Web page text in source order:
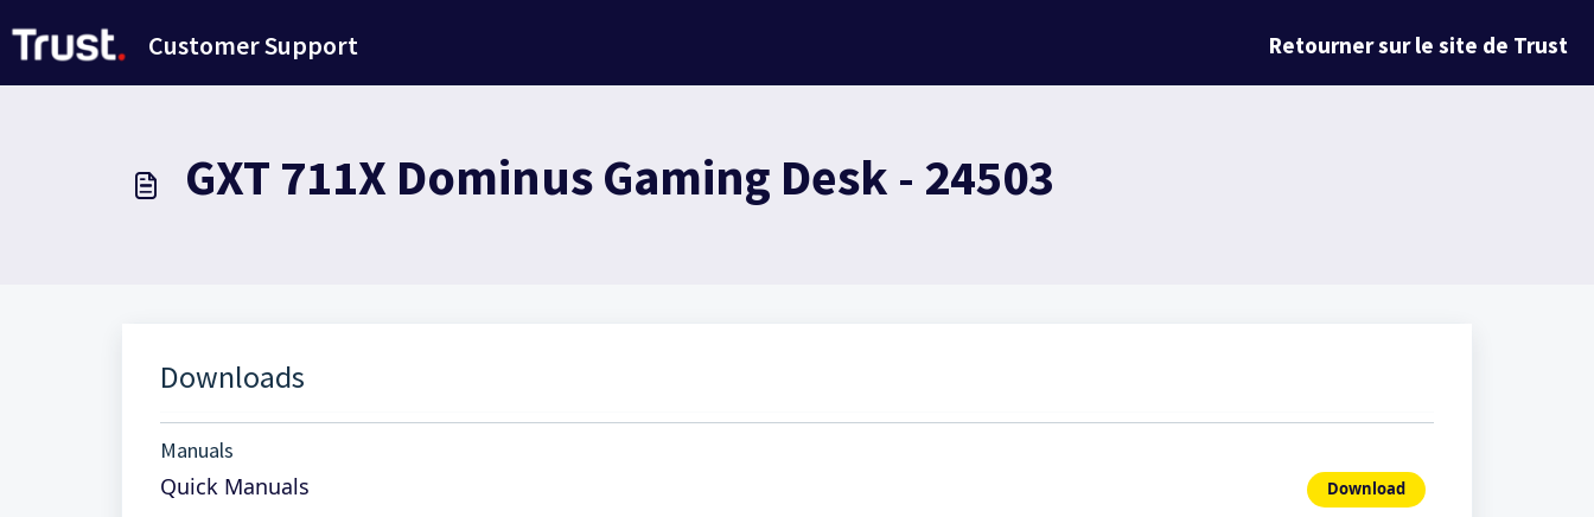
Customer Support Retourner sur le site de Trust
GXT 711X Dominus Gaming Desk - 24503
Downloads
Manuals
Quick Manuals Download